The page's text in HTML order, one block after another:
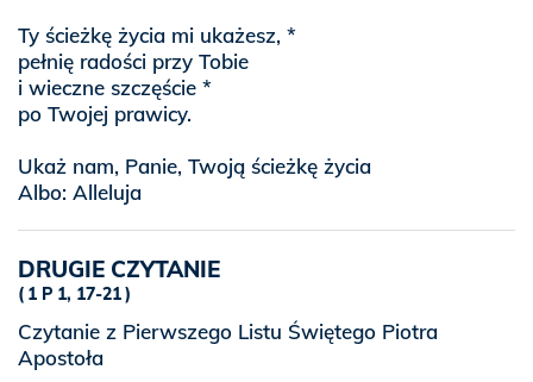
Ty ścieżkę życia mi ukażesz, *
pełnię radości przy Tobie
i wieczne szczęście *
po Twojej prawicy.
Ukaż nam, Panie, Twoją ścieżkę życia
Albo: Alleluja
DRUGIE CZYTANIE
1 P 1, 17-21
Czytanie z Pierwszego Listu Świętego Piotra
Apostoła